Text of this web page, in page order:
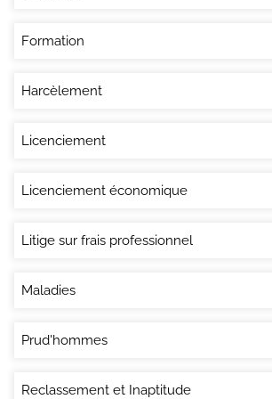
Formation
Harcèlement
Licenciement
Licenciement économique
Litige sur frais professionnel
Maladies
Prud'hommes
Reclassement et Inaptitude